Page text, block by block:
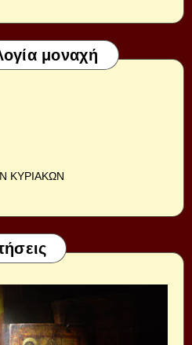
μοναχή
ΚΥΡΙΑΚΩΝ